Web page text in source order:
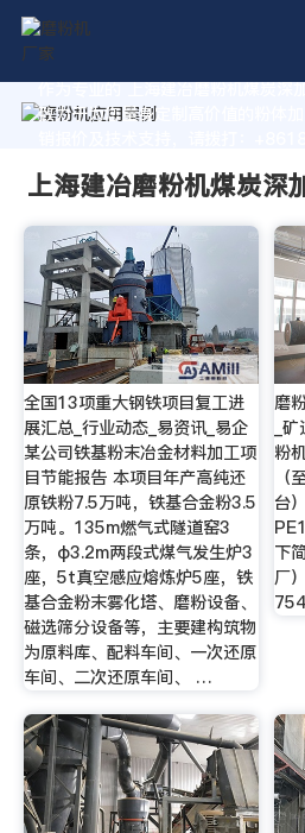
作为专业的 上海建冶磨粉机煤炭深
致力于为您量身定制高价值的粉体
上海建冶磨粉机煤炭深
全国13项重大钢铁项目复工进
展汇总_行业动态_易资讯_易企
某公司铁基粉末冶金材料加工项
目节能报告 本项目年产高纯还
原铁粉7.5万吨，铁基合金粉3.5
万吨。135m燃气式隧道窑3
条，φ3.2m两段式煤气发生炉3
座，5t真空感应熔炼炉5座，铁
基合金粉末雾化塔、磨粉设备、
磁选筛分设备等，主要建构筑物
为原料库、配料车间、一次还原
车间、二次还原车间、 …
磨
_
粉
台
下
厂